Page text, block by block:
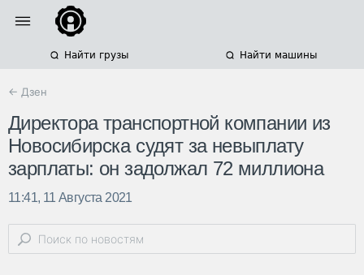
Найти грузы Найти машины
← Дзен
Директора транспортной компании из
Новосибирска судят за невыплату
зарплаты: он задолжал 72 миллиона
11:41, 11 Августа 2021